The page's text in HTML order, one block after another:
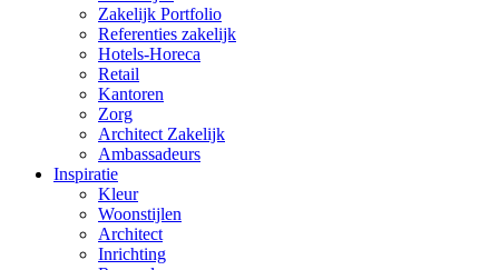
Zakelijk Portfolio
Referenties zakelijk
Hotels-Horeca
Retail
Kantoren
Zorg
Architect Zakelijk
Ambassadeurs
Inspiratie
Kleur
Woonstijlen
Architect
Inrichting